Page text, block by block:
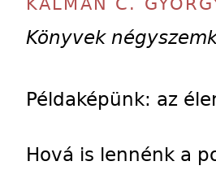
KÁLMÁN C.
Könyvek
Példaképünk: az
Hová is lennénk a